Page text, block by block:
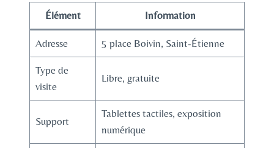
Élément Information
Adresse 5 place Boivin, Saint-Étienne
Type de
visite
Libre, gratuite
Support
Tablettes tactiles, exposition
numérique